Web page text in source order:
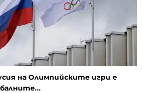
на Олимпийските игри е